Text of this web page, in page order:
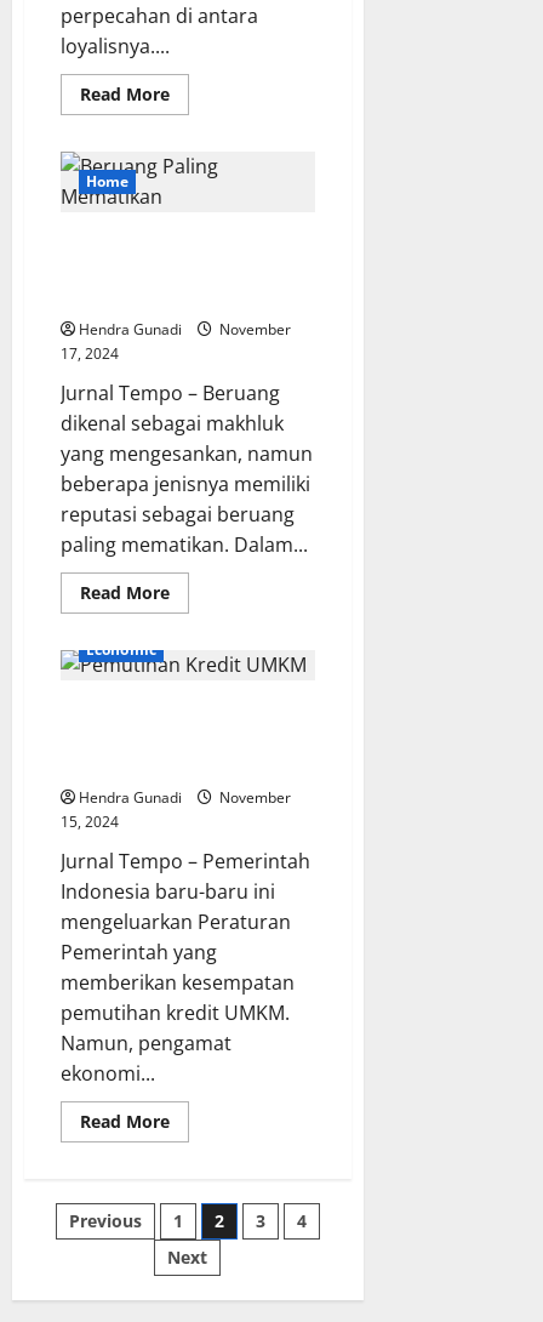
perpecahan di antara
loyalisnya....
Read MoreRead
more
Dukungan
Anies
Home
Hendra Gunadi
November
17, 2024
Jurnal Tempo – Beruang
dikenal sebagai makhluk
yang mengesankan, namun
beberapa jenisnya memiliki
reputasi sebagai beruang
paling mematikan. Dalam...
Read MoreRead
more
Beruang
Paling
Economic
Hendra Gunadi
November
15, 2024
Jurnal Tempo – Pemerintah
Indonesia baru-baru ini
mengeluarkan Peraturan
Pemerintah yang
memberikan kesempatan
pemutihan kredit UMKM.
Namun, pengamat
ekonomi...
Read MoreRead
more
Pemerintah
Jelaskan
Rinci
Pemutihan
Kredit
Posts
pagination
Previous 1 2 3
4
Next